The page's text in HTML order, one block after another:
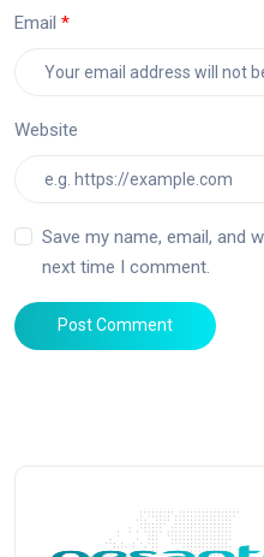
Email
Website
Save my name, email, and
next time I comment.
Post Comment